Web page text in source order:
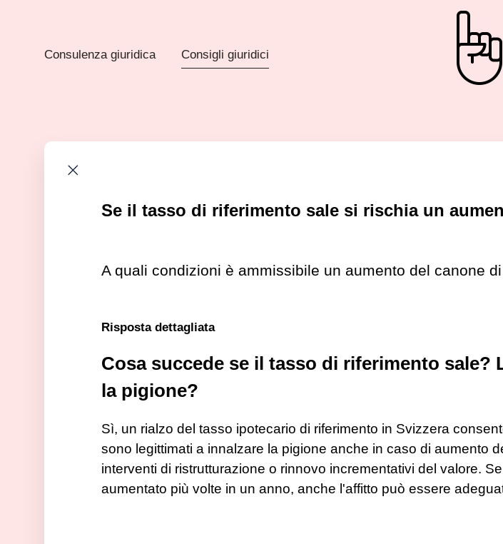
Consulenza giuridica Consigli giuridici
Se il tasso di riferimento sale si rischia un
A quali condizioni è ammissibile un aumento del canone
Risposta dettagliata
Cosa succede se il tasso di riferimento
la pigione?
Sì, un rialzo del tasso ipotecario di riferimento in Svizzera
sono legittimati a innalzare la pigione anche in caso di aumento
interventi di ristrutturazione o rinnovo incrementativi del valore.
aumentato più volte in un anno, anche l'affitto può essere